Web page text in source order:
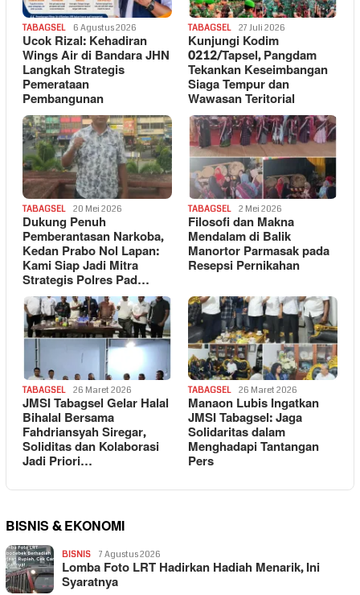
TABAGSEL 6 Agustus 2026
Ucok Rizal: Kehadiran
Wings Air di Bandara JHN
Langkah Strategis
Pemerataan
Pembangunan
TABAGSEL 27 Juli 2026
Kunjungi Kodim
0212/Tapsel, Pangdam
Tekankan Keseimbangan
Siaga Tempur dan
Wawasan Teritorial
TABAGSEL 20 Mei 2026
Dukung Penuh
Pemberantasan Narkoba,
Kedan Prabo Nol Lapan:
Kami Siap Jadi Mitra
Strategis Polres Pad…
TABAGSEL 2 Mei 2026
Filosofi dan Makna
Mendalam di Balik
Manortor Parmasak pada
Resepsi Pernikahan
TABAGSEL 26 Maret 2026
JMSI Tabagsel Gelar Halal
Bihalal Bersama
Fahdriansyah Siregar,
Soliditas dan Kolaborasi
Jadi Priori…
TABAGSEL 26 Maret 2026
Manaon Lubis Ingatkan
JMSI Tabagsel: Jaga
Solidaritas dalam
Menghadapi Tantangan
Pers
BISNIS & EKONOMI
BISNIS 7 Agustus 2026
Lomba Foto LRT Hadirkan Hadiah Menarik, Ini
Syaratnya